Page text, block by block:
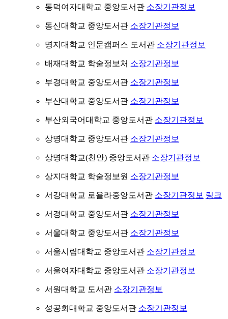
동덕여자대학교 중앙도서관 소장기관정보
동신대학교 중앙도서관 소장기관정보
명지대학교 인문캠퍼스 도서관 소장기관정보
배재대학교 학술정보처 소장기관정보
부경대학교 중앙도서관 소장기관정보
부산대학교 중앙도서관 소장기관정보
부산외국어대학교 중앙도서관 소장기관정보
상명대학교 중앙도서관 소장기관정보
상명대학교(천안) 중앙도서관 소장기관정보
상지대학교 학술정보원 소장기관정보
서강대학교 로욜라중앙도서관 소장기관정보 링크
서경대학교 중앙도서관 소장기관정보
서울대학교 중앙도서관 소장기관정보
서울시립대학교 중앙도서관 소장기관정보
서울여자대학교 중앙도서관 소장기관정보
서원대학교 도서관 소장기관정보
성공회대학교 중앙도서관 소장기관정보